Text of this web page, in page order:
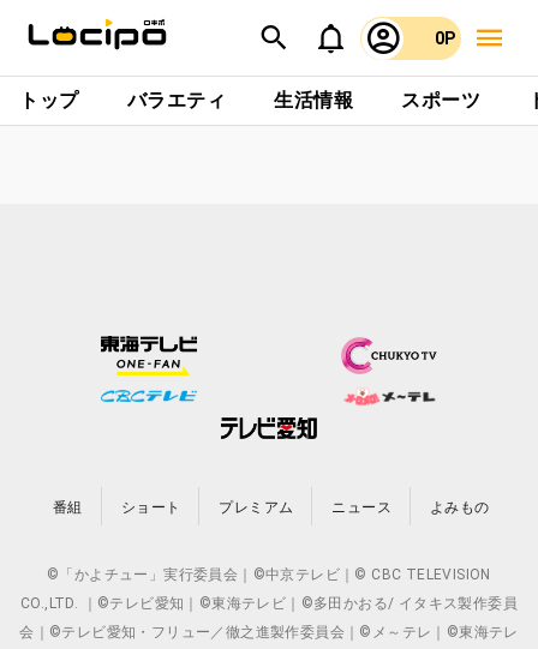
0P
トップ バラエティ 生活情報 スポーツ
番組 ショート プレミアム ニュース よみもの
©「かよチュー」実行委員会｜©中京テレビ｜© CBC TELEVISION
CO.,LTD. ｜©テレビ愛知｜©東海テレビ｜©多田かおる/ イタキス製作委員
会｜©テレビ愛知・フリュー／徹之進製作委員会｜©メ～テレ｜©東海テレ